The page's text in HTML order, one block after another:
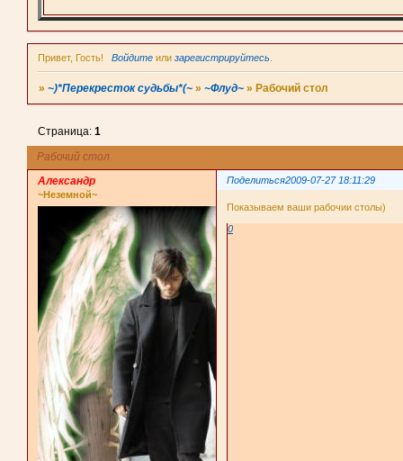
Привет, Гость! Войдитеили зарегистрируйтесь
»~)*Перекресток судьбы*(~ »~Флуд~ » Рабочий стол
Рабочий стол
Страница:1
Поделиться2009-07-27 18:11:29
Александр
~Неземной~
Показываем ваши рабочии столы)
0